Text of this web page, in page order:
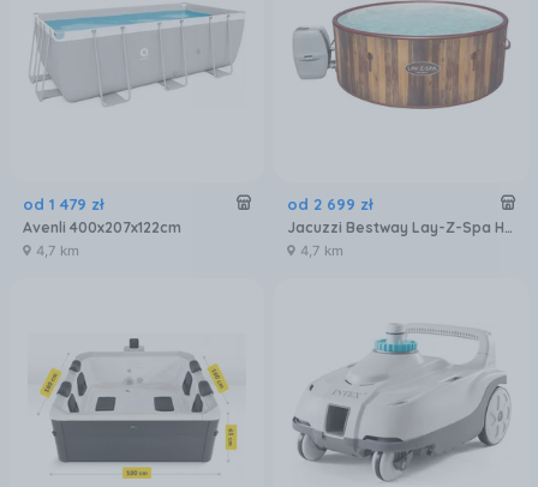
od 1 479 zł
Avenli 400x207x122cm
4,7 km
od 2 699 zł
Jacuzzi Bestway Lay-Z-Spa Helsinki AirJet 60025 180x66cm
4,7 km